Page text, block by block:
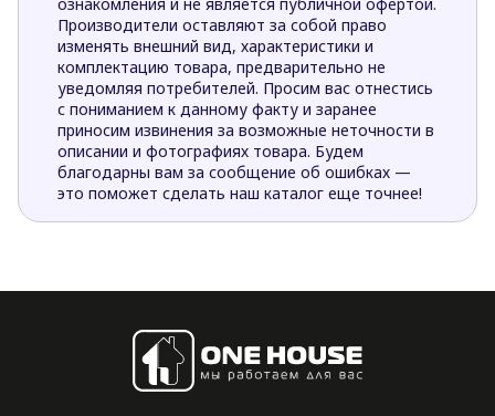
Производители оставляют за собой право
изменять внешний вид, характеристики и
комплектацию товара, предварительно не
уведомляя потребителей. Просим вас отнестись
с пониманием к данному факту и заранее
приносим извинения за возможные неточности в
описании и фотографиях товара. Будем
благодарны вам за сообщение об ошибках —
это поможет сделать наш каталог еще точнее!